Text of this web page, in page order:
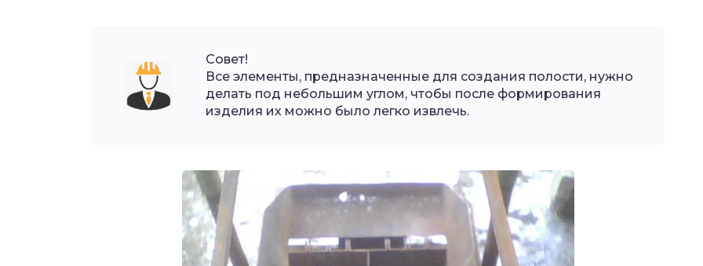
Совет!
Все элементы, предназначенные для создания полости, нужно
делать под небольшим углом, чтобы после формирования
изделия их можно было легко извлечь.